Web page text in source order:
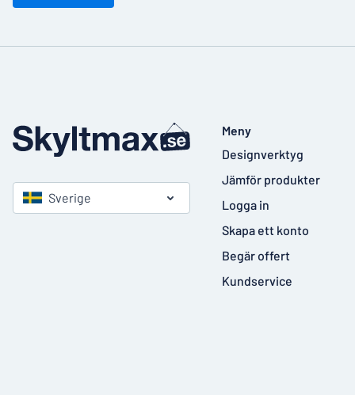
Sverige
Meny
Designverktyg
Jämför produkter
Logga in
Skapa ett konto
Begär offert
Kundservice